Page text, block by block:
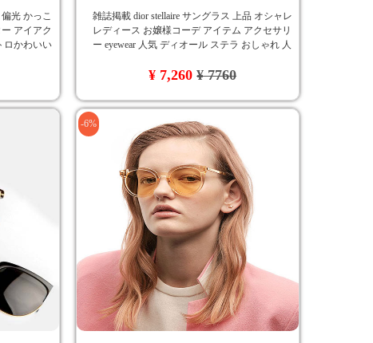
光 かっこ
アイアク
ロかわいい
雑誌掲載 dior stellaire サングラス 上品 オシャレ
レディース お嬢様コーデ アイテム アクセサリ
ー eyewear 人気 ディオール ステラ おしゃれ 人
¥ 7,260¥ 7760
-6%